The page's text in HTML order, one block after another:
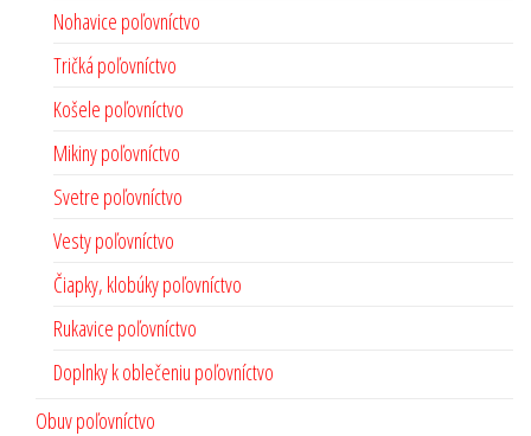
Nohavice poľovníctvo
Tričká poľovníctvo
Košele poľovníctvo
Mikiny poľovníctvo
Svetre poľovníctvo
Vesty poľovníctvo
Čiapky, klobúky poľovníctvo
Rukavice poľovníctvo
Doplnky k oblečeniu poľovníctvo
Obuv poľovníctvo